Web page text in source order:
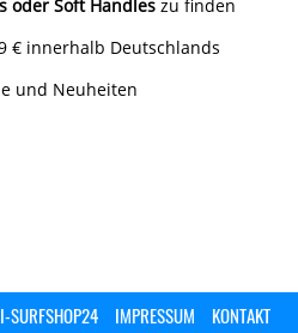
oder Soft Handleszu finden
€ innerhalb Deutschlands
und Neuheiten
SURFSHOP24 IMPRESSUM
KONTAKT